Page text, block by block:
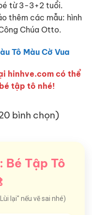
từ 3-3+2 tuổi.
thêm các mẫu: hình
Chúa Otto.
Tô Màu Cờ Vua
hinhve.com có thể
tập tô nhé!
bình chọn)
Bé Tập Tô
lại" nếu vẽ sai nhé)